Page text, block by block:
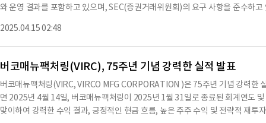
러이며, 총 부채는 1억 8378만 달러로 보고됐다.총 주주 자본은 1억 5600만 달
와 운영 결과를 포함하고 있으며, SEC(증권거래위원회)의 요구 사항을 준수하
격의 소폭 상승과 단위 판매량의 미세한 감소에 기인한다.또한, 2025년 동안의
러에 비해 감소했다.버코매뉴팩처링은 2025년 동안 약 3.3%의 주문 증가율을
영향을 극복한 결과로 보인다.회사는 또한 원자재, 에너지 및 운송 비용의 변동
인상이 수익성 회복에 기여했다.회사는 2025년 4월 14일에 독립 감사인인
SEC에 제출했다.이 보고서는 회사의 내부 통제 시스템의 효과성에 대한 평가도
버추와 CFO인 로버트 E. 도스는 이 보고서의 정확성을 보증하는 인증서를 제출
성을 평가하고 이를 관리하고 있다.회사는 2025년 동안 3억 8천만 달러의 자산
2025.04.15 02:48
버코매뉴팩처링(VIRC), 75주년 기념 강력한 실적 발표
버코매뉴팩처링(VIRC, VIRCO MFG CORPORATION )은 75주년 기념 강력한
면 2025년 4월 14일, 버코매뉴팩처링이 2025년 1월 31일로 종료된 회계연도
맞이하여 강력한 수익 결과, 긍정적인 현금 흐름, 높은 주주 수익 및 전략적 재